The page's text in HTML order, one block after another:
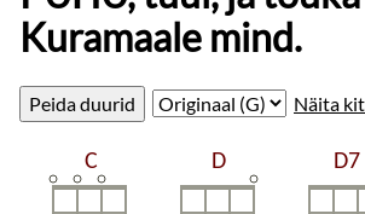
Kuramaale mind.
Näita